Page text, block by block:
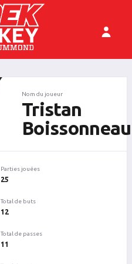
Nom du joueur
Tristan
Parties jouées
25
Total de buts
12
Total de passes
11